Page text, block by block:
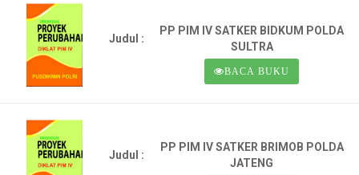
Judul :
PP PIM IV SATKER BIDKUM POLDA
SULTRA
BACA BUKU
Judul :
PP PIM IV SATKER BRIMOB POLDA
JATENG